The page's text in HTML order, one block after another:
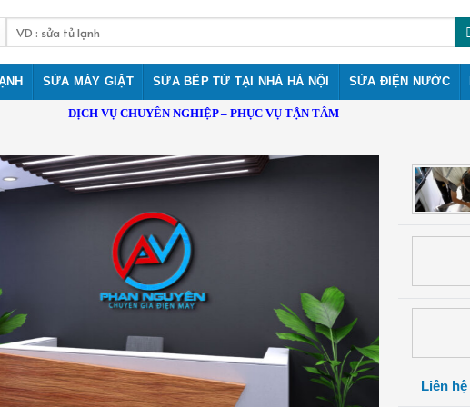
kiếm:
SỬA MÁY GIẶT SỬA BẾP TỪ TẠI NHÀ HÀ NỘI SỬA ĐIỆN NƯỚC
DỊCH VỤ CHUYÊN NGHIỆP – PHỤC VỤ TẬN TÂM
liên hệ